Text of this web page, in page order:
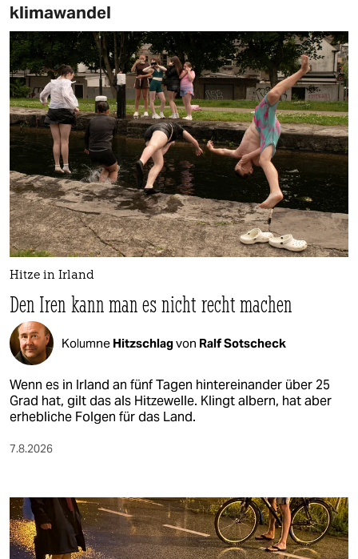
klimawandel
Hitze in Irland
Den Iren kann man es nicht recht machen
Kolumne Hitzschlagvon Ralf Sotscheck
Wenn es in Irland an fünf Tagen hintereinander über 25
Grad hat, gilt das als Hitzewelle. Klingt albern, hat aber
erhebliche Folgen für das Land.
7.8.2026